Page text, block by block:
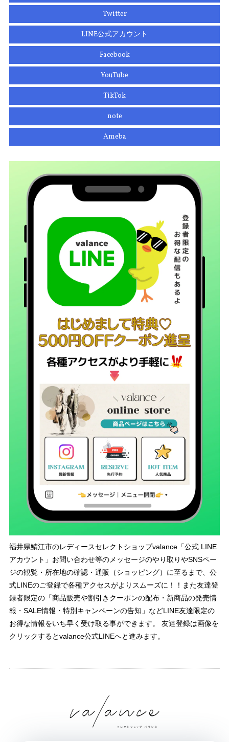
Twitter
LINE公式アカウント
Facebook
YouTube
TikTok
note
Ameba
福井県鯖江市のレディースセレクトショップvalance「公式 LINE
アカウント」お問い合わせ等のメッセージのやり取りやSNSペー
ジの観覧・所在地の確認・通販（ショッピング）に至るまで、公
式LINEのご登録で各種アクセスがよりスムーズに！！また友達登
録者限定の「商品販売や割引きクーポンの配布・新商品の発売情
報・SALE情報・特別キャンペーンの告知」などLINE友達限定の
お得な情報をいち早く受け取る事ができます。 友達登録は画像を
クリックするとvalance公式LINEへと進みます。